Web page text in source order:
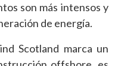
son más intensos y
de energía.
Scotland marca un